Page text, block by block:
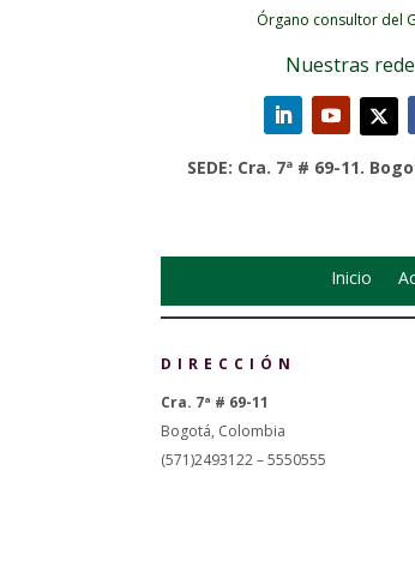
Órgano consultor del
Nuestras
SEDE: Cra. 7ª # 69-11.
Inicio
DIRECCIÓN
Cra. 7ª # 69-11
Bogotá, Colombia
(571)2493122 – 5550555